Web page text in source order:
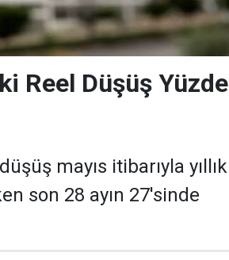
Reel Düşüş Yüzde
mayıs itibarıyla yıllık
son 28 ayın 27'sinde